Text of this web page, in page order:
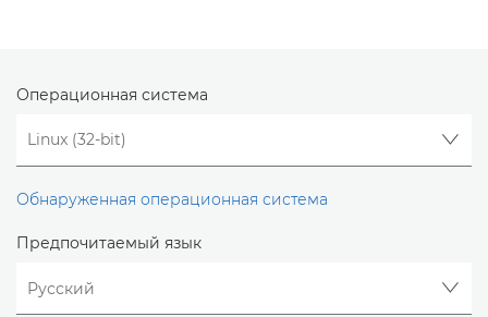
Операционная система
Обнаруженная операционная система
Предпочитаемый язык